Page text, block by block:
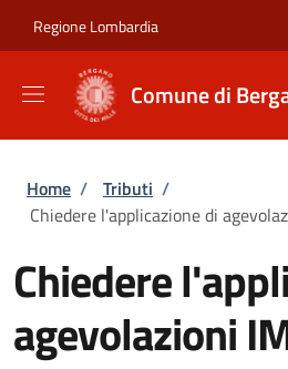
Regione Lombardia
Comune di
Briciole di pane
Home / Tributi /
Chiedere l'applicazione di
Chiedere
agevolazioni